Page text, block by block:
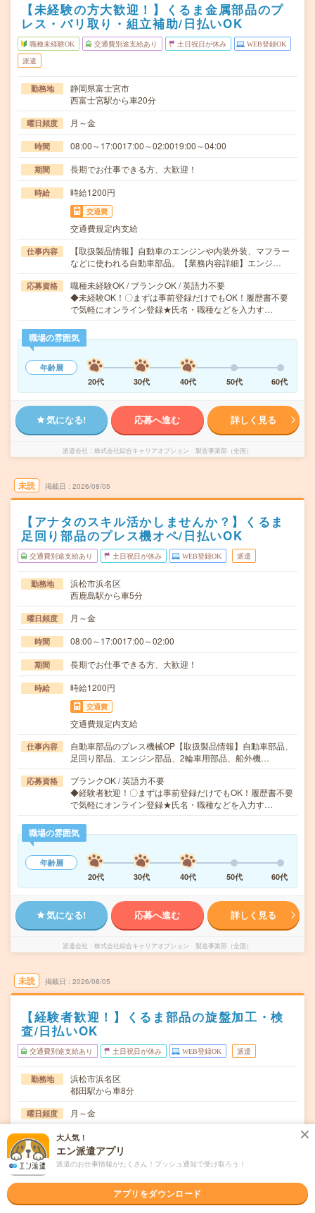
【未経験の方大歓迎！】くるま金属部品のプ
レス・バリ取り・組立補助/日払いOK
職種未経験OK 交通費別途支給あり 土日祝日が休み WEB登録OK
派遣
勤務地
静岡県富士宮市
西富士宮駅から車20分
曜日頻度 月～金
時間 08:00～17:0017:00～02:0019:00～04:00
期間 長期でお仕事できる方、大歓迎！
時給 時給1200円
交通費
交通費規定内支給
仕事内容
【取扱製品情報】自動車のエンジンや内装外装、マフラー
などに使われる自動車部品。【業務内容詳細】エンジ…
応募資格
職種未経験OK / ブランクOK / 英語力不要
◆未経験OK！〇まずは事前登録だけでもOK！履歴書不要
で気軽にオンライン登録★氏名・職種などを入力す…
職場の雰囲気
年齢層
20代
30代 40代 50代 60代
気になる! 応募へ進む 詳しく見る
派遣会社 株式会社綜合キャリアオプション 製造事業部（全国）
未読 掲載日 2026/08/05
【アナタのスキル活かしませんか？】くるま
足回り部品のプレス機オペ/日払いOK
交通費別途支給あり 土日祝日が休み WEB登録OK 派遣
勤務地
浜松市浜名区
西鹿島駅から車5分
曜日頻度 月～金
時間 08:00～17:0017:00～02:00
期間 長期でお仕事できる方、大歓迎！
時給 時給1200円
交通費
交通費規定内支給
仕事内容
自動車部品のプレス機械OP【取扱製品情報】自動車部品、
足回り部品、エンジン部品、2輪車用部品、船外機…
応募資格
ブランクOK / 英語力不要
◆経験者歓迎！〇まずは事前登録だけでもOK！履歴書不要
で気軽にオンライン登録★氏名・職種などを入力す…
職場の雰囲気
年齢層
20代
30代 40代 50代 60代
気になる! 応募へ進む 詳しく見る
派遣会社 株式会社綜合キャリアオプション 製造事業部（全国）
未読 掲載日 2026/08/05
【経験者歓迎！】くるま部品の旋盤加工・検
査/日払いOK
交通費別途支給あり 土日祝日が休み WEB登録OK 派遣
勤務地
浜松市浜名区
都田駅から車8分
曜日頻度 月～金
時間 08:00～16:5017:00～01:4019:00～03:40
期間 長期でお仕事できる方、大歓迎！
時給 時給1225円
交通費
大人気！
エン派遣アプリ
派遣のお仕事情報がたくさん！プッシュ通知で受け取ろう！
アプリをダウンロード